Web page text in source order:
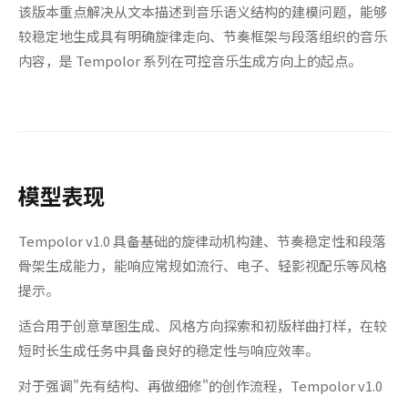
该版本重点解决从文本描述到音乐语义结构的建模问题，能够
较稳定地生成具有明确旋律走向、节奏框架与段落组织的音乐
内容，是 Tempolor 系列在可控音乐生成方向上的起点。
模型表现
Tempolor v1.0 具备基础的旋律动机构建、节奏稳定性和段落
骨架生成能力，能响应常规如流行、电子、轻影视配乐等风格
提示。
适合用于创意草图生成、风格方向探索和初版样曲打样，在较
短时长生成任务中具备良好的稳定性与响应效率。
对于强调"先有结构、再做细修"的创作流程，Tempolor v1.0